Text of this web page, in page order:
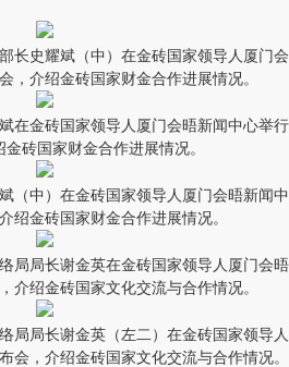
长史耀斌（中）在金砖国家领导人厦门会
，介绍金砖国家财金合作进展情况。
在金砖国家领导人厦门会晤新闻中心举行
砖国家财金合作进展情况。
（中）在金砖国家领导人厦门会晤新闻中
绍金砖国家财金合作进展情况。
局局长谢金英在金砖国家领导人厦门会晤
介绍金砖国家文化交流与合作情况。
局局长谢金英（左二）在金砖国家领导人
会，介绍金砖国家文化交流与合作情况。